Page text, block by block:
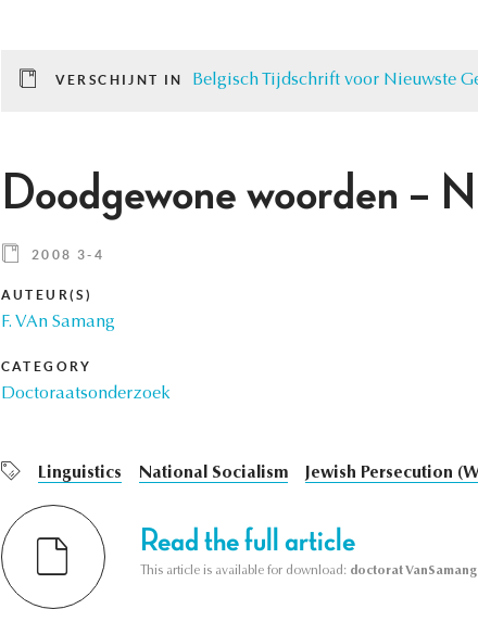
VERSCHIJNT IN Belgisch Tijdschrift voor Nieuwste
Doodgewone woorden –
2008 3-4
AUTEUR(S)
F. VAn Samang
CATEGORY
Doctoraatsonderzoek
Linguistics National Socialism Jewish Persecution
Read the full article
This article is available for download: doctorat